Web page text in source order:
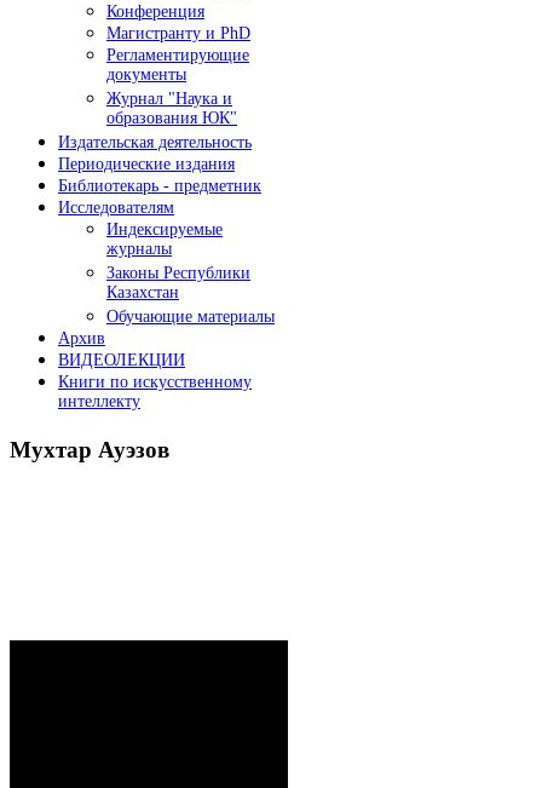
Конференция
Магистранту и PhD
Регламентирующие
документы
Журнал "Наука и
образования ЮК"
Издательская деятельность
Периодические издания
Библиотекарь - предметник
Исследователям
Индексируемые
журналы
Законы Республики
Казахстан
Обучающие материалы
Архив
ВИДЕОЛЕКЦИИ
Книги по искусственному
интеллекту
Мухтар Ауэзов